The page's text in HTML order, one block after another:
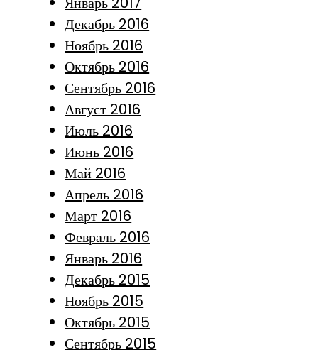
Декабрь 2016
Ноябрь 2016
Октябрь 2016
Сентябрь 2016
Август 2016
Июль 2016
Июнь 2016
Май 2016
Апрель 2016
Март 2016
Февраль 2016
Январь 2016
Декабрь 2015
Ноябрь 2015
Октябрь 2015
Сентябрь 2015